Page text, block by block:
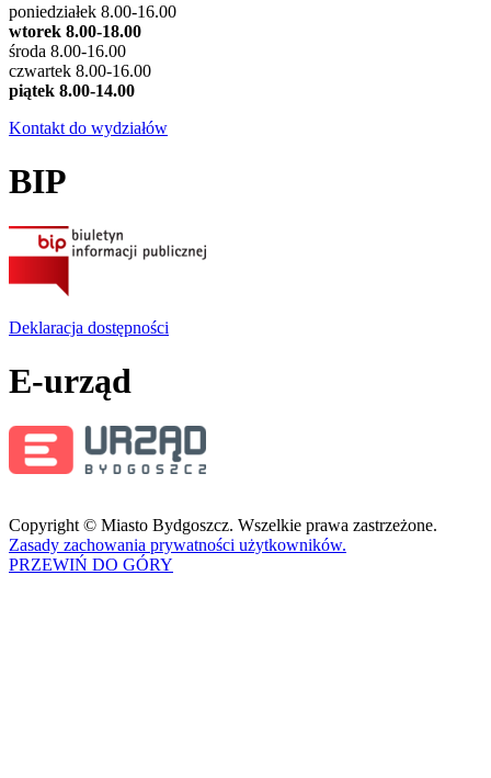
poniedziałek 8.00-16.00
wtorek 8.00-18.00
środa 8.00-16.00
czwartek 8.00-16.00
piątek 8.00-14.00
Kontakt do wydziałów
BIP
Deklaracja dostępności
E-urząd
Copyright © Miasto Bydgoszcz. Wszelkie prawa zastrzeżone.
Zasady zachowania prywatności użytkowników.
PRZEWIŃ DO GÓRY